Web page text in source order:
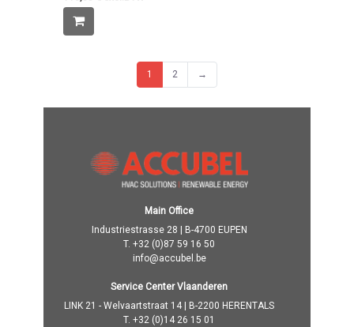
1 2 →
Main Office
Industriestrasse 28 | B-4700 EUPEN
T. +32 (0)87 59 16 50
info@accubel.be
Service Center Vlaanderen
LINK 21 - Welvaartstraat 14 | B-2200 HERENTALS
T. +32 (0)14 26 15 01